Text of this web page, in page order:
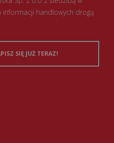
informacji handlowych drogą